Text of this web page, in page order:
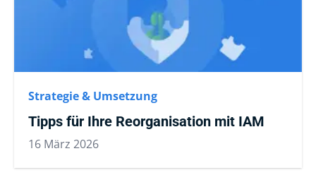
Strategie & Umsetzung
Tipps für Ihre Reorganisation mit IAM
16 März 2026